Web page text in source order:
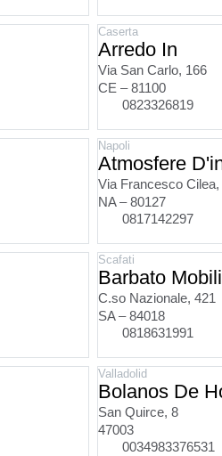
Caserta
Arredo In
Via San Carlo, 166
CE – 81100
0823326819
Napoli
Atmosfere
Via Francesco Cilea,
NA – 80127
0817142297
Scafati
Barbato Mobili
C.so Nazionale, 421
SA – 84018
0818631991
Valladolid
Bolanos De
San Quirce, 8
47003
0034983376531